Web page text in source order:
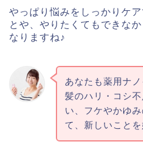
やっぱり悩みをしっかりケ
とや、やりたくてもできな
なりますね♪
あなたも薬用ナ
髪のハリ・コシ
い、フケやかゆ
て、新しいこと